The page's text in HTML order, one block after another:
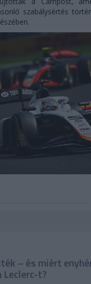
szabálysértés
– és miért
Leclerc-t?